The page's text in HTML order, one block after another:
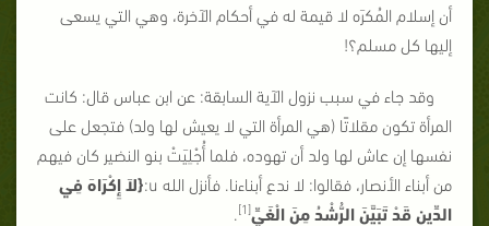
أن إسلام المُكرَه لا قيمة له في أحكام الآخرة، وهي التي يسعى
إليها كل مسلم؟!
وقد جاء في سبب نزول الآية السابقة: عن ابن عباس قال: كانت
المرأة تكون مقلاتًا (هي المرأة التي لا يعيش لها ولد) فتجعل على
نفسها إن عاش لها ولد أن تهوده، فلما أُجْلِيَتْ بنو النضير كان فيهم
من أبناء الأنصار، فقالوا: لا ندع أبناءنا. فأنزل الله u
:{لاَ إِكْرَاهَ فِي
الدِّينِ قَدْ تَبَيَّنَ الرُّشْدُ مِنَ الْغَيِّ[1]
.